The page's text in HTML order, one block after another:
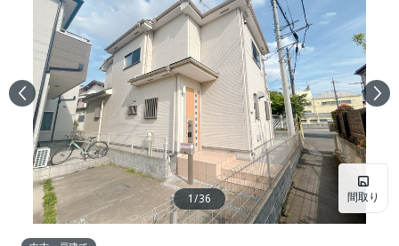
間取り
1/36